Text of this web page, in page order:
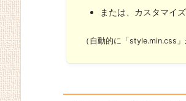
または、カスタマイ
（自動的に「style.min.css